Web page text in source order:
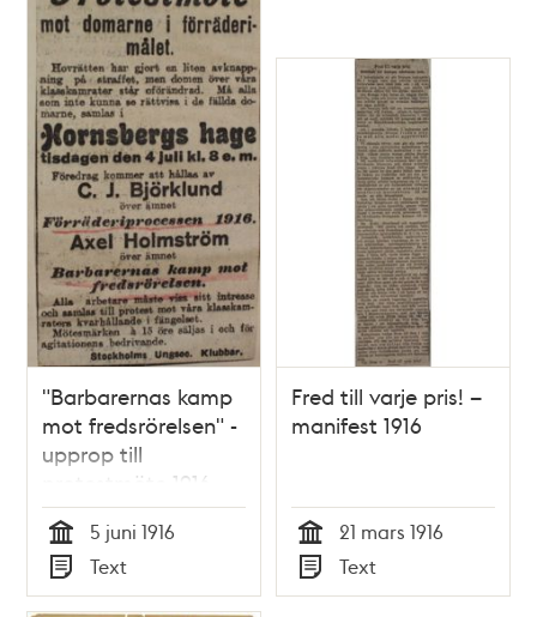
"Barbarernas kamp
mot fredsrörelsen" -
upprop till
protestmöte 1916
Tid
5 juni 1916
Typ
Text
Fred till varje pris! –
manifest 1916
Tid
21 mars 1916
Typ
Text